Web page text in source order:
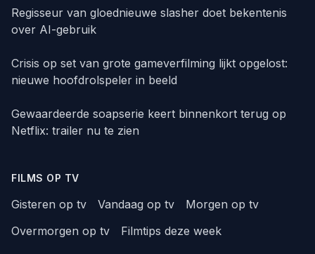
Regisseur van gloednieuwe slasher doet bekentenis
over AI-gebruik
Crisis op set van grote gameverfilming lijkt opgelost:
nieuwe hoofdrolspeler in beeld
Gewaardeerde soapserie keert binnenkort terug op
Netflix: trailer nu te zien
FILMS OP TV
Gisteren op tv Vandaag op tv
Morgen op tv
Overmorgen op tv
Filmtips deze week